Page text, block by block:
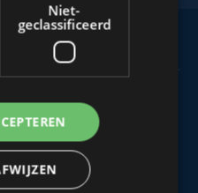
voor alle West-Vlamingen,
Niet-
geclassificeerd